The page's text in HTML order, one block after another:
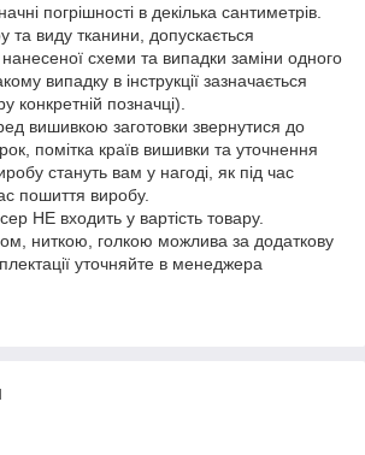
погрішності в декілька сантиметрів.
та виду тканини, допускається
нанесеної схеми та випадки заміни одного
випадку в інструкції зазначається
конкретній позначці).
вишивкою заготовки звернутися до
помітка країв вишивки та уточнення
стануть вам у нагоді, як під час
пошиття виробу.
НЕ входить у вартість товару.
ниткою, голкою можлива за додаткову
уточняйте в менеджера